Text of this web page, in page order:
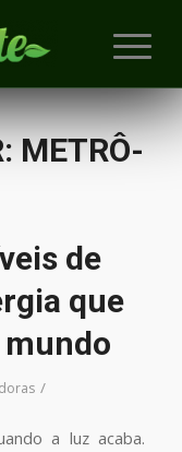
METRÔ-
de
que
/
a luz acaba.